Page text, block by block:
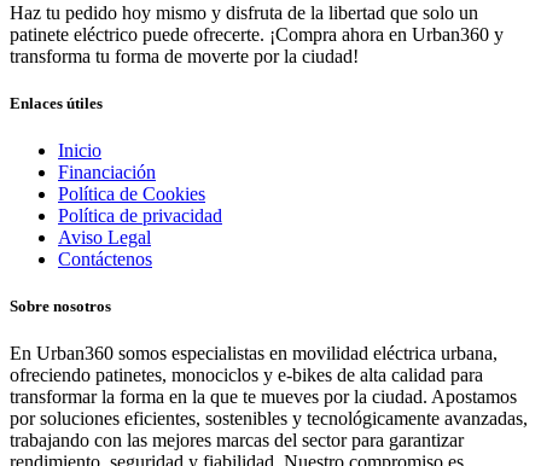
Haz tu pedido hoy mismo y disfruta de la libertad que solo un
patinete eléctrico puede ofrecerte. ¡Compra ahora en Urban360 y
transforma tu forma de moverte por la ciudad!
Enlaces útiles
Inicio
Financiación
Política de Cookies
Política de privacidad
Aviso Legal
Contáctenos
Sobre nosotros
En Urban360 somos especialistas en movilidad eléctrica urbana,
ofreciendo patinetes, monociclos y e-bikes de alta calidad para
transformar la forma en la que te mueves por la ciudad. Apostamos
por soluciones eficientes, sostenibles y tecnológicamente avanzadas,
trabajando con las mejores marcas del sector para garantizar